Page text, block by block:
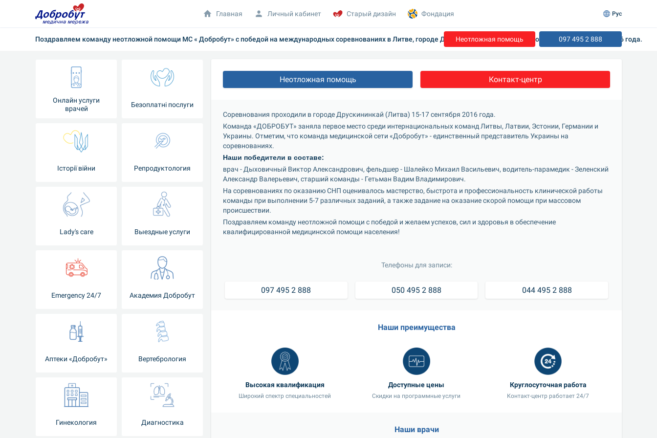
Поздравляем команду неотложной помощи МС « Добробут» с победой на международных соревнованиях в Литве, городе Друскининкай, которые проходили 15-17 сентября 2016 года.
Неотложная помощь 097 495 2 888
Онлайн услуги
врачей
Безоплатні послуги
Iсторії війни Репродуктология
Lady's care Выездные услуги
Emergency 24/7 Академия Добробут
Аптеки «Добробут» Вертебрология
Гинекология Диагностика
Неотложная помощь Контакт-центр
Соревнования проходили в городе Друскининкай (Литва) 15-17 сентября 2016 года.
Команда «ДОБРОБУТ» заняла первое место среди интернациональных команд Литвы, Латвии, Эстонии, Германии и
Украины. Отметим, что команда медицинской сети «Добробут» - единственный представитель Украины на
соревнованиях.
Наши победители в составе:
врач - Дыховичный Виктор Александрович, фельдшер - Шалейко Михаил Васильевич, водитель-парамедик - Зеленский
Александр Валерьевич, старший команды - Гетьман Вадим Владимирович.
На соревнованиях по оказанию СНП оценивалось мастерство, быстрота и профессиональность клинической работы
команды при выполнении 5-7 различных заданий, а также задание на оказание скорой помощи при массовом
происшествии.
Поздравляем команду неотложной помощи с победой и желаем успехов, сил и здоровья в обеспечение
квалифицированной медицинской помощи населения!
Телефоны для записи:
097 495 2 888 050 495 2 888 044 495 2 888
Наши преимущества
Высокая квалификация
Широкий спектр специальностей
Доступные цены
Скидки на программные услуги
Круглосуточная работа
Контакт-центр работает 24/7
Наши врачи
Главная Личный кабинет Старый дизайн Фондация Рус